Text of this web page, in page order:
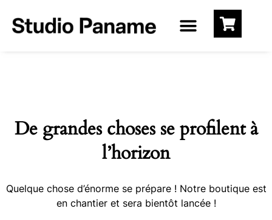
De grandes choses se profilent à
l’horizon
Quelque chose d’énorme se prépare ! Notre boutique est
en chantier et sera bientôt lancée !